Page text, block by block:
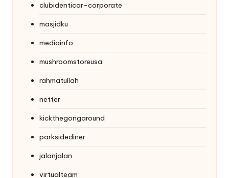
clubidenticar-corporate
masjidku
mediainfo
mushroomstoreusa
rahmatullah
netter
kickthegongaround
parksidediner
jalanjalan
virtualteam